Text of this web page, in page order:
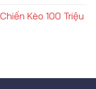
Kèo 100 Triệu